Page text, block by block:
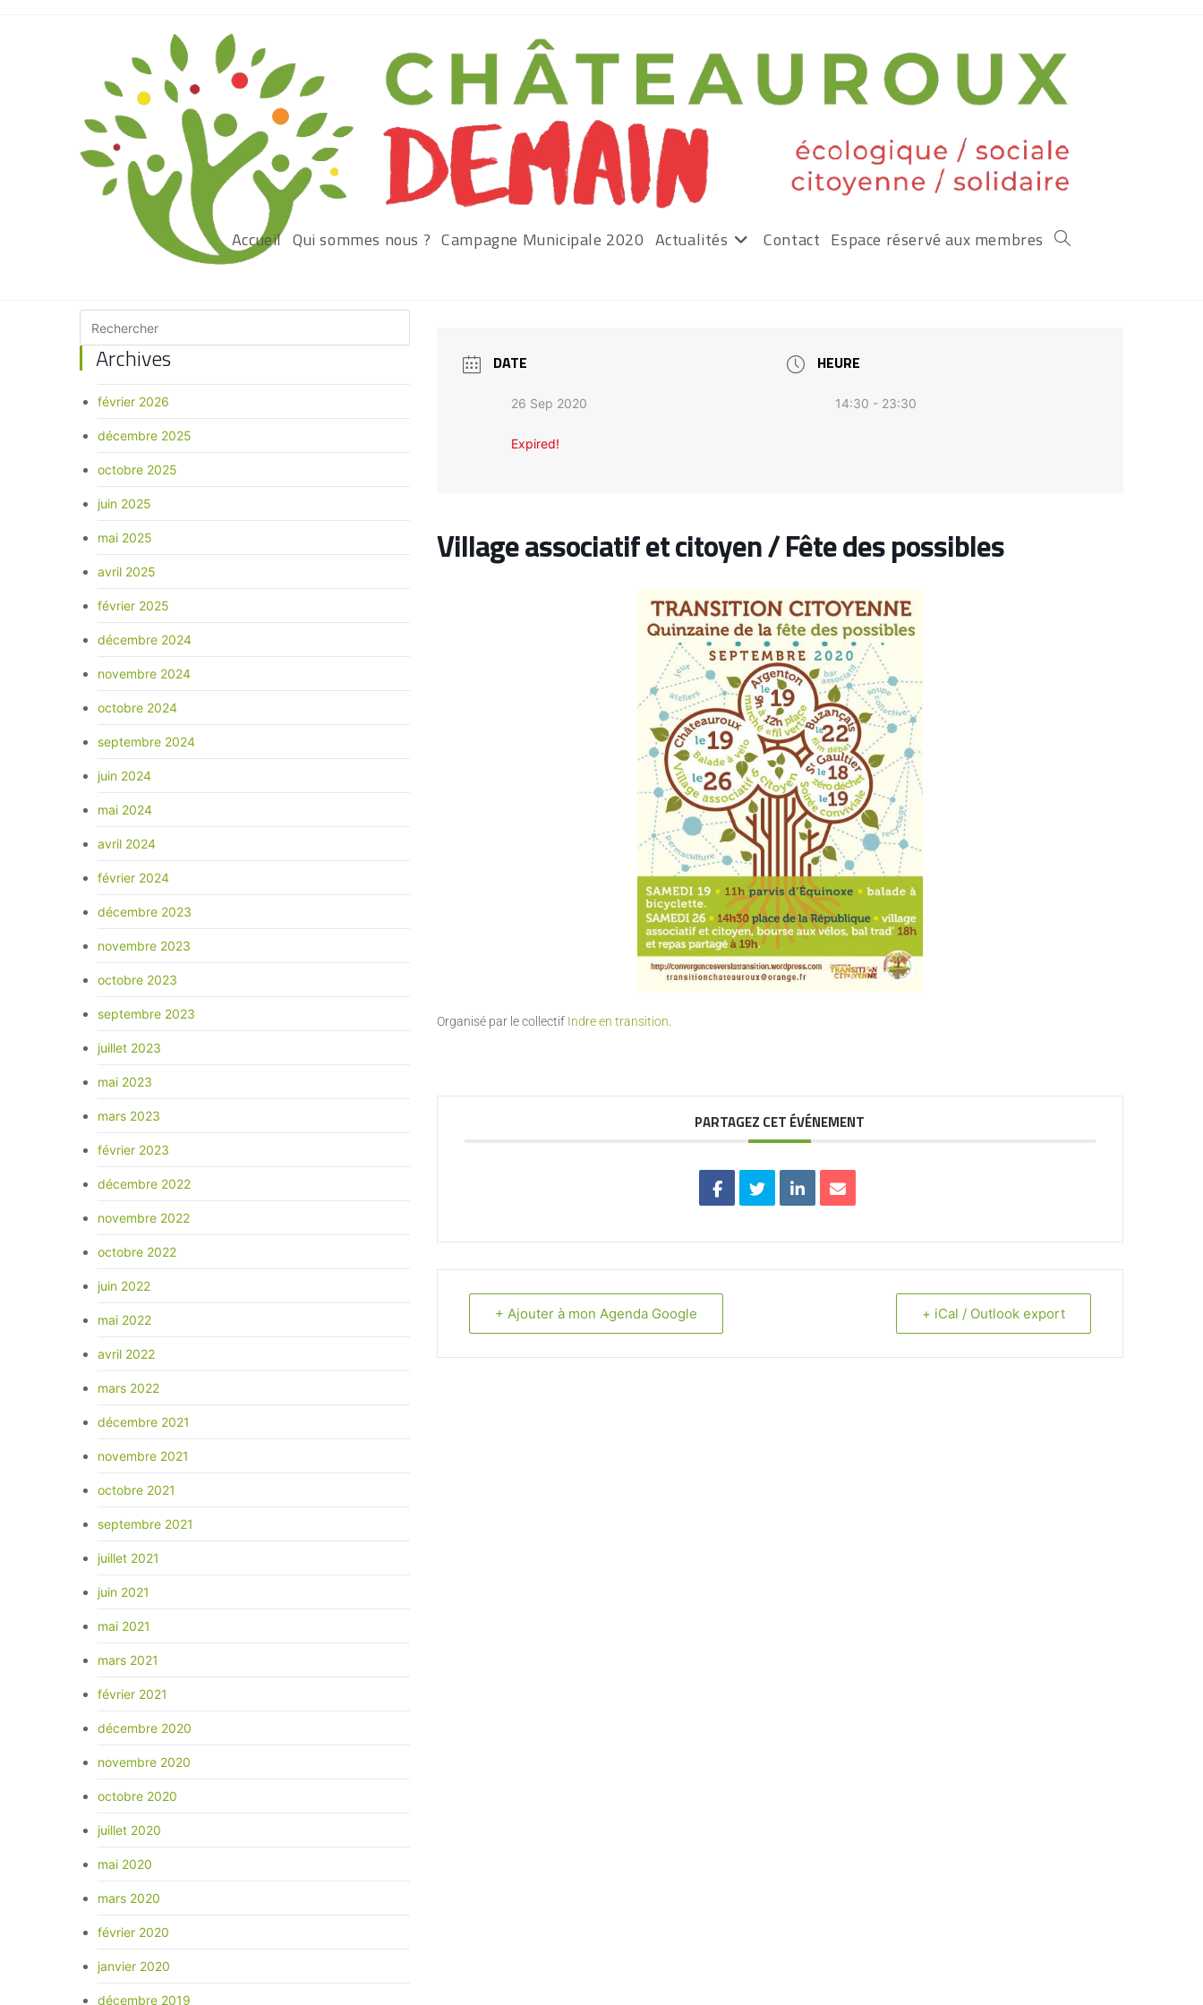
Accueil Qui sommes nous ? Campagne Municipale 2020 Actualités Contact Espace réservé aux membres
Archives
février 2026
décembre 2025
octobre 2025
juin 2025
mai 2025
avril 2025
février 2025
décembre 2024
novembre 2024
octobre 2024
septembre 2024
juin 2024
mai 2024
avril 2024
février 2024
décembre 2023
novembre 2023
octobre 2023
septembre 2023
juillet 2023
mai 2023
mars 2023
février 2023
décembre 2022
novembre 2022
octobre 2022
juin 2022
mai 2022
avril 2022
mars 2022
décembre 2021
novembre 2021
octobre 2021
septembre 2021
juillet 2021
juin 2021
mai 2021
mars 2021
février 2021
décembre 2020
novembre 2020
octobre 2020
juillet 2020
mai 2020
mars 2020
février 2020
janvier 2020
décembre 2019
DATE
26 Sep 2020
Expired!
HEURE
14:30 - 23:30
Village associatif et citoyen / Fête des possibles
Organisé par le collectif Indre en transition
PARTAGEZ CET ÉVÉNEMENT
+ Ajouter à mon Agenda Google + iCal / Outlook export